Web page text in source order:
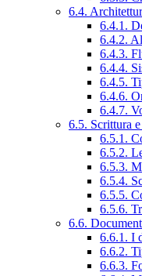
6.4.
6.4.1.
6.4.2.
6.4.3.
6.4.4.
6.4.5.
6.4.6.
6.4.7.
6.5. Scrittura
6.5.1.
6.5.2.
6.5.3.
6.5.4.
6.5.5.
6.5.6.
6.6.
6.6.1. I
6.6.2.
6.6.3.